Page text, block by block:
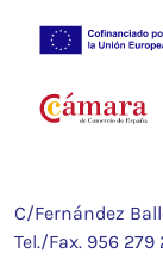
C/Fernández
Tel./Fax. 956 279